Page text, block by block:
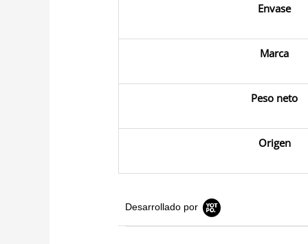
Envase
Marca
Peso neto
Origen
Desarrollado por